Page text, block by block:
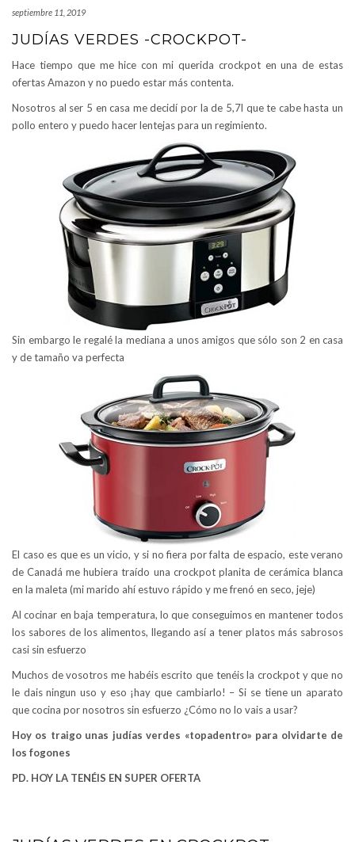
septiembre 11, 2019
JUDÍAS VERDES -CROCKPOT-
Hace tiempo que me hice con mi querida crockpot en una de estas
ofertas Amazon y no puedo estar más contenta.
Nosotros al ser 5 en casa me decidí por la de 5,7l que te cabe hasta un
pollo entero y puedo hacer lentejas para un regimiento.
Sin embargo le regalé la mediana a unos amigos que sólo son 2 en casa
y de tamaño va perfecta
El caso es que es un vicio, y si no fiera por falta de espacio, este verano
de Canadá me hubiera traído una crockpot planita de cerámica blanca
en la maleta (mi marido ahí estuvo rápido y me frenó en seco, jeje)
Al cocinar en baja temperatura, lo que conseguimos en mantener todos
los sabores de los alimentos, llegando así a tener platos más sabrosos
casi sin esfuerzo
Muchos de vosotros me habéis escrito que tenéis la crockpot y que no
le dais ningun uso y eso ¡hay que cambiarlo! – Si se tiene un aparato
que cocina por nosotros sin esfuerzo ¿Cómo no lo vais a usar?
Hoy os traigo unas judías verdes «topadentro» para olvidarte de
los fogones
PD. HOY LA TENÉIS EN SUPER OFERTA